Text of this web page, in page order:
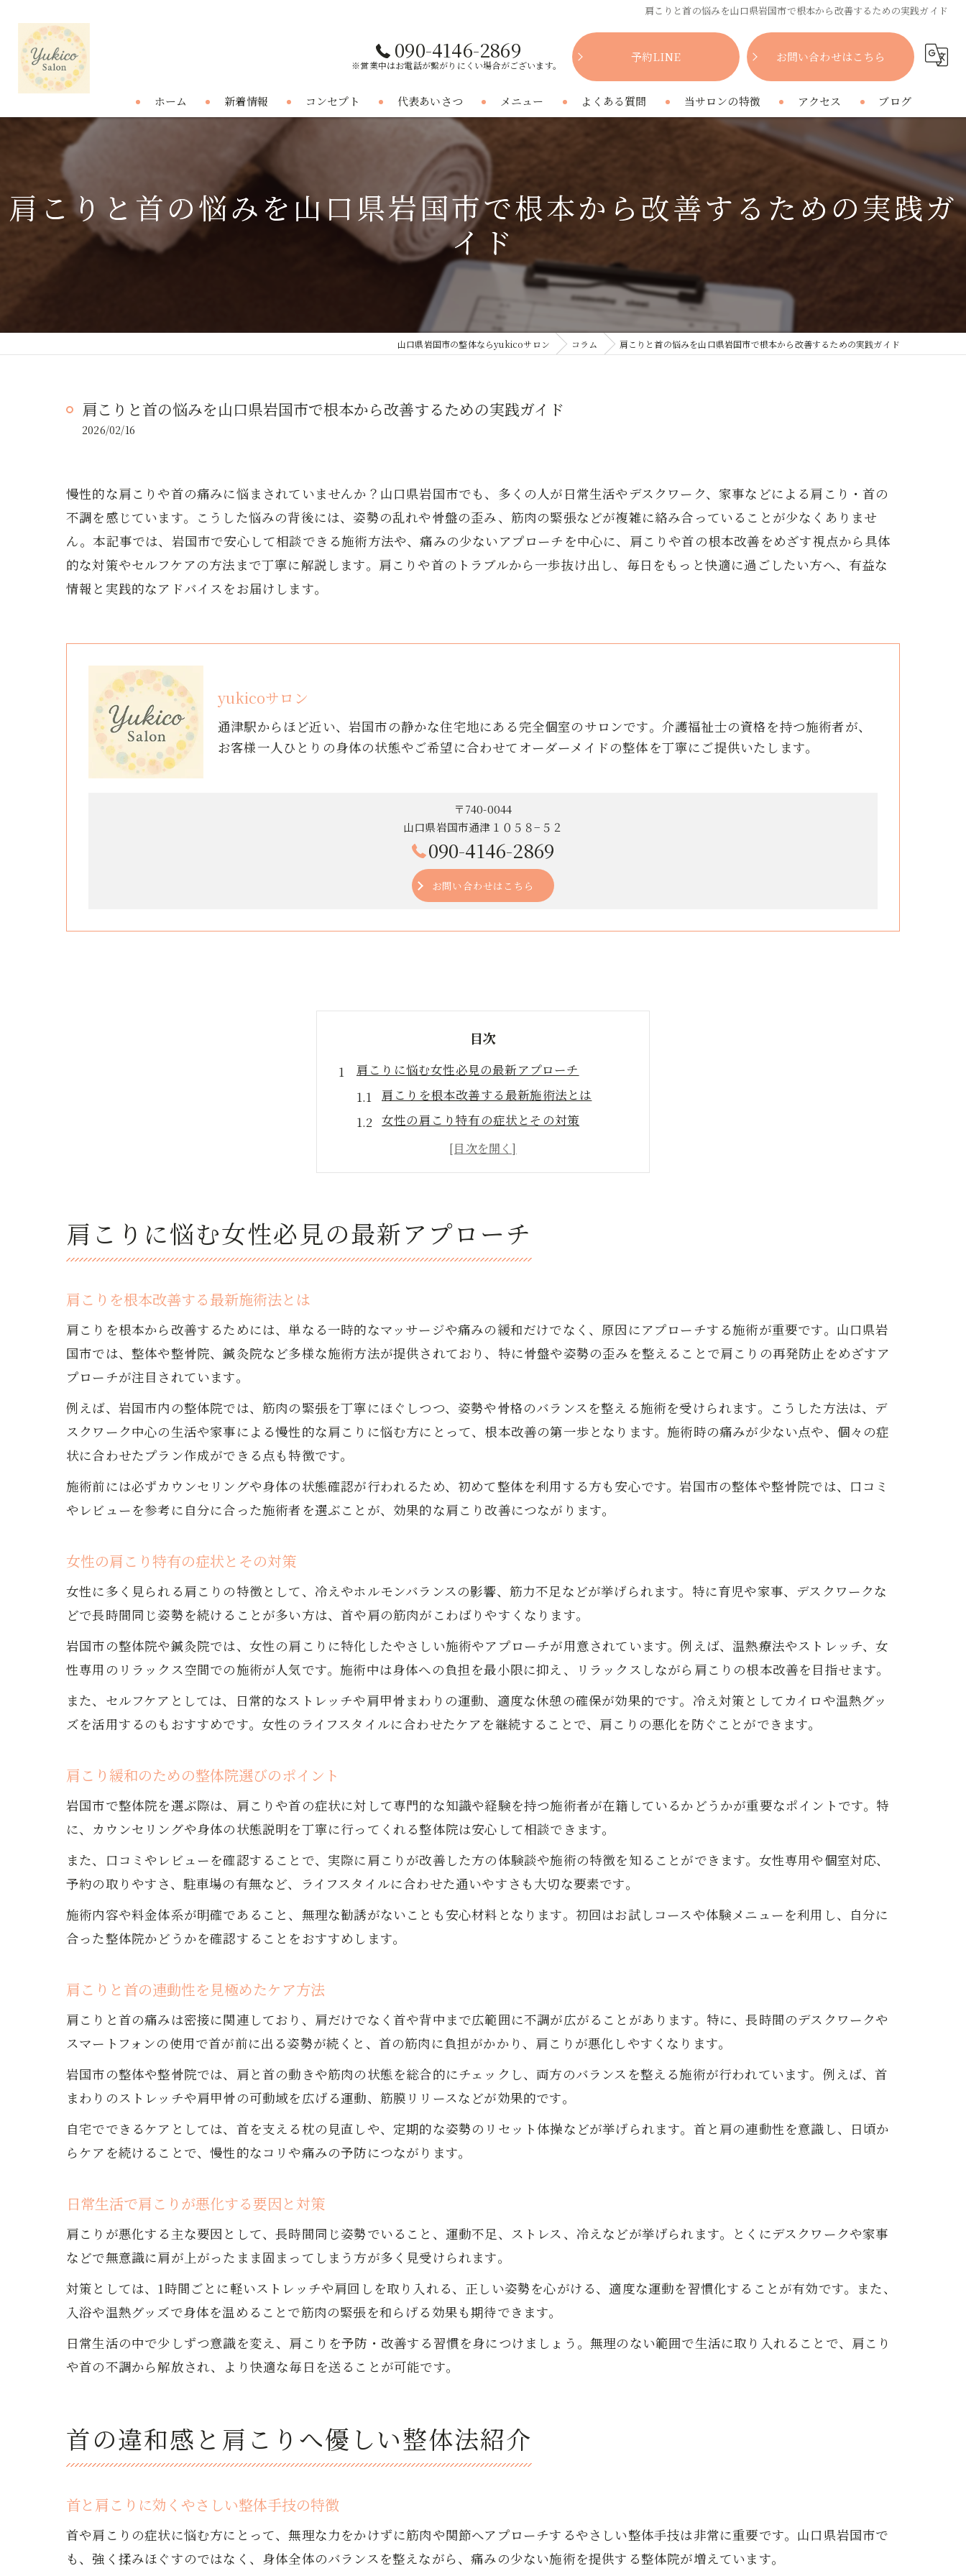
肩こりと首の悩みを山口県岩国市で根本から改善するための実践ガイド
090-4146-2869
※営業中はお電話が繋がりにくい場合がございます。
予約LINE お問い合わせはこちら
ホーム 新着情報 コンセプト 代表あいさつ メニュー よくある質問 当サロンの特徴
腰痛
プライベートサロン
アクセス ブログ
コラム
肩こりと首の悩みを山口県岩国市で根本から改善するための実践ガ
イド
山口県岩国市の整体ならyukicoサロン コラム 肩こりと首の悩みを山口県岩国市で根本から改善するための実践ガイド
肩こりと首の悩みを山口県岩国市で根本から改善するための実践ガイド
2026/02/16
慢性的な肩こりや首の痛みに悩まされていませんか？山口県岩国市でも、多くの人が日常生活やデスクワーク、家事などによる肩こり・首の
不調を感じています。こうした悩みの背後には、姿勢の乱れや骨盤の歪み、筋肉の緊張などが複雑に絡み合っていることが少なくありませ
ん。本記事では、岩国市で安心して相談できる施術方法や、痛みの少ないアプローチを中心に、肩こりや首の根本改善をめざす視点から具体
的な対策やセルフケアの方法まで丁寧に解説します。肩こりや首のトラブルから一歩抜け出し、毎日をもっと快適に過ごしたい方へ、有益な
情報と実践的なアドバイスをお届けします。
yukicoサロン
通津駅からほど近い、岩国市の静かな住宅地にある完全個室のサロンです。介護福祉士の資格を持つ施術者が、
お客様一人ひとりの身体の状態やご希望に合わせてオーダーメイドの整体を丁寧にご提供いたします。
〒740-0044
山口県岩国市通津１０５８−５２
090-4146-2869
お問い合わせはこちら
目次
肩こりに悩む女性必見の最新アプローチ
肩こりを根本改善する最新施術法とは
女性の肩こり特有の症状とその対策
肩こり緩和のための整体院選びのポイント
肩こりと首の連動性を見極めたケア方法
首の違和感と肩こりへ優しい整体法紹介
首と肩こりに効くやさしい整体手技の特徴
痛みの少ない肩こり整体法のメリットとは
肩こり・首の悩みに多い整体施術の流れ
簡単にできる肩こり解消ストレッチ紹介
肩こり首の不調を防ぐ睡眠のポイント
肩こりを再発させない施術技術の実際
肩こり首の悩みに効果的な施術体験談
肩こりに強い整体院の選び方と注意点
姿勢改善がもたらす肩こり軽減の理由
肩こりと姿勢の関係を徹底解説します
正しい姿勢が肩こり改善に与える効果
肩こり予防のための日常姿勢アドバイス
首こりから解放される生活習慣とは
肩こり首のための正しいデスクワーク姿勢
肩こり首の悩みを減らす睡眠環境の整え方
肩こり解消に効く食生活・水分補給の工夫
肩こりに悩む女性必見の最新アプローチ
肩こりを根本改善する最新施術法とは
肩こりを根本から改善するためには、単なる一時的なマッサージや痛みの緩和だけでなく、原因にアプローチする施術が重要です。山口県岩
国市では、整体や整骨院、鍼灸院など多様な施術方法が提供されており、特に骨盤や姿勢の歪みを整えることで肩こりの再発防止をめざすア
プローチが注目されています。
例えば、岩国市内の整体院では、筋肉の緊張を丁寧にほぐしつつ、姿勢や骨格のバランスを整える施術を受けられます。こうした方法は、デ
スクワーク中心の生活や家事による慢性的な肩こりに悩む方にとって、根本改善の第一歩となります。施術時の痛みが少ない点や、個々の症
状に合わせたプラン作成ができる点も特徴です。
施術前には必ずカウンセリングや身体の状態確認が行われるため、初めて整体を利用する方も安心です。岩国市の整体や整骨院では、口コミ
やレビューを参考に自分に合った施術者を選ぶことが、効果的な肩こり改善につながります。
女性の肩こり特有の症状とその対策
女性に多く見られる肩こりの特徴として、冷えやホルモンバランスの影響、筋力不足などが挙げられます。特に育児や家事、デスクワークな
どで長時間同じ姿勢を続けることが多い方は、首や肩の筋肉がこわばりやすくなります。
岩国市の整体院や鍼灸院では、女性の肩こりに特化したやさしい施術やアプローチが用意されています。例えば、温熱療法やストレッチ、女
性専用のリラックス空間での施術が人気です。施術中は身体への負担を最小限に抑え、リラックスしながら肩こりの根本改善を目指せます。
また、セルフケアとしては、日常的なストレッチや肩甲骨まわりの運動、適度な休憩の確保が効果的です。冷え対策としてカイロや温熱グッ
ズを活用するのもおすすめです。女性のライフスタイルに合わせたケアを継続することで、肩こりの悪化を防ぐことができます。
肩こり緩和のための整体院選びのポイント
岩国市で整体院を選ぶ際は、肩こりや首の症状に対して専門的な知識や経験を持つ施術者が在籍しているかどうかが重要なポイントです。特
に、カウンセリングや身体の状態説明を丁寧に行ってくれる整体院は安心して相談できます。
また、口コミやレビューを確認することで、実際に肩こりが改善した方の体験談や施術の特徴を知ることができます。女性専用や個室対応、
予約の取りやすさ、駐車場の有無など、ライフスタイルに合わせた通いやすさも大切な要素です。
施術内容や料金体系が明確であること、無理な勧誘がないことも安心材料となります。初回はお試しコースや体験メニューを利用し、自分に
合った整体院かどうかを確認することをおすすめします。
肩こりと首の連動性を見極めたケア方法
肩こりと首の痛みは密接に関連しており、肩だけでなく首や背中まで広範囲に不調が広がることがあります。特に、長時間のデスクワークや
スマートフォンの使用で首が前に出る姿勢が続くと、首の筋肉に負担がかかり、肩こりが悪化しやすくなります。
岩国市の整体や整骨院では、肩と首の動きや筋肉の状態を総合的にチェックし、両方のバランスを整える施術が行われています。例えば、首
まわりのストレッチや肩甲骨の可動域を広げる運動、筋膜リリースなどが効果的です。
自宅でできるケアとしては、首を支える枕の見直しや、定期的な姿勢のリセット体操などが挙げられます。首と肩の連動性を意識し、日頃か
らケアを続けることで、慢性的なコリや痛みの予防につながります。
日常生活で肩こりが悪化する要因と対策
肩こりが悪化する主な要因として、長時間同じ姿勢でいること、運動不足、ストレス、冷えなどが挙げられます。とくにデスクワークや家事
などで無意識に肩が上がったまま固まってしまう方が多く見受けられます。
対策としては、1時間ごとに軽いストレッチや肩回しを取り入れる、正しい姿勢を心がける、適度な運動を習慣化することが有効です。また、
入浴や温熱グッズで身体を温めることで筋肉の緊張を和らげる効果も期待できます。
日常生活の中で少しずつ意識を変え、肩こりを予防・改善する習慣を身につけましょう。無理のない範囲で生活に取り入れることで、肩こり
や首の不調から解放され、より快適な毎日を送ることが可能です。
首の違和感と肩こりへ優しい整体法紹介
首と肩こりに効くやさしい整体手技の特徴
首や肩こりの症状に悩む方にとって、無理な力をかけずに筋肉や関節へアプローチするやさしい整体手技は非常に重要です。山口県岩国市で
も、強く揉みほぐすのではなく、身体全体のバランスを整えながら、痛みの少ない施術を提供する整体院が増えています。
お問い合わせはこちら
お問い合わせはこちら